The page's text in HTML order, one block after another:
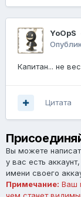
YoOpS
Капитан... не
Цитата
Вы можете
у вас есть аккаунт,
имени своего
Примечание: Ваш